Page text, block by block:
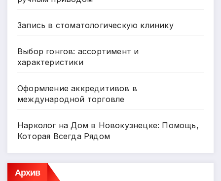
Запись в стоматологическую клинику
Выбор гонгов: ассортимент и
характеристики
Оформление аккредитивов в
международной торговле
Нарколог на Дом в Новокузнецке: Помощь,
Которая Всегда Рядом
Архив